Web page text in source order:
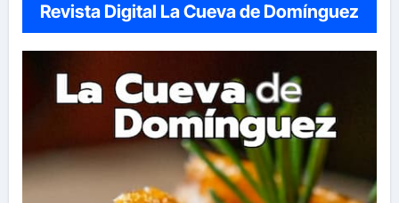
Revista Digital La Cueva de Domínguez